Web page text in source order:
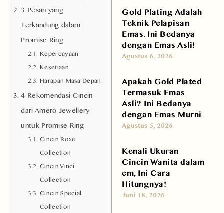
3 Pesan yang
Terkandung dalam
Promise Ring
Kepercayaan
Kesetiaan
Harapan Masa Depan
4 Rekomendasi Cincin
dari Amero Jewellery
untuk Promise Ring
Cincin Roxe
Collection
Cincin Vinci
Collection
Cincin Special
Collection
Gold Plating Adalah
Teknik Pelapisan
Emas. Ini Bedanya
dengan Emas Asli!
Agustus 6, 2026
Apakah Gold Plated
Termasuk Emas
Asli? Ini Bedanya
dengan Emas Murni
Agustus 5, 2026
Kenali Ukuran
Cincin Wanita dalam
cm, Ini Cara
Hitungnya!
Juni 18, 2026